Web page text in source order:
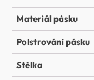
Materiál pásku
Polstrování pásku
Stélka